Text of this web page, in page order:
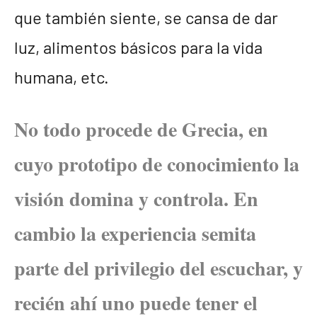
que también siente, se cansa de dar
luz, alimentos básicos para la vida
humana, etc.
No todo procede de Grecia, en
cuyo prototipo de conocimiento la
visión domina y controla. En
cambio la experiencia semita
parte del privilegio del escuchar, y
recién ahí uno puede tener el